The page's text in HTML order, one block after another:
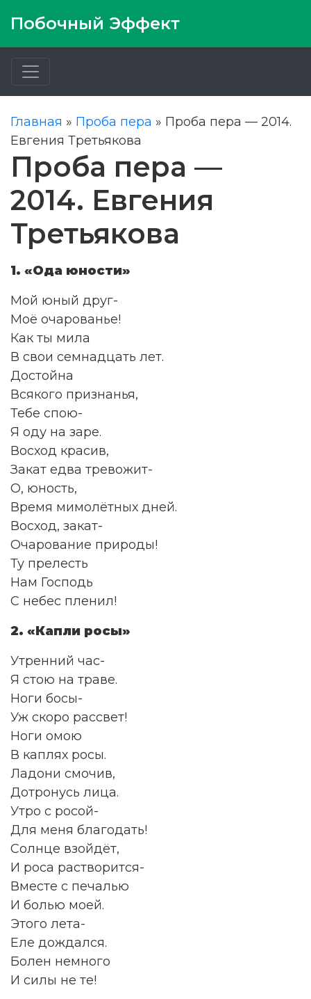
Побочный Эффект
Главная » Проба пера » Проба пера — 2014.
Евгения Третьякова
Проба пера —
2014. Евгения
Третьякова
1. «Ода юности»
Мой юный друг-
Моё очарованье!
Как ты мила
В свои семнадцать лет.
Достойна
Всякого признанья,
Тебе спою-
Я оду на заре.
Восход красив,
Закат едва тревожит-
О, юность,
Время мимолётных дней.
Восход, закат-
Очарование природы!
Ту прелесть
Нам Господь
С небес пленил!
2. «Капли росы»
Утренний час-
Я стою на траве.
Ноги босы-
Уж скоро рассвет!
Ноги омою
В каплях росы.
Ладони смочив,
Дотронусь лица.
Утро с росой-
Для меня благодать!
Солнце взойдёт,
И роса растворится-
Вместе с печалью
И болью моей.
Этого лета-
Еле дождался.
Болен немного
И силы не те!